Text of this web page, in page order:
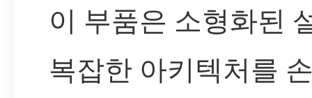
이 부품은 소형화된
복잡한 아키텍처를